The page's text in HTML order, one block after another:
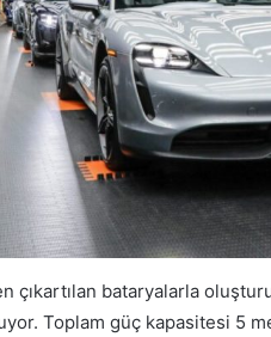
çıkartılan bataryalarla
Toplam güç kapasitesi 5